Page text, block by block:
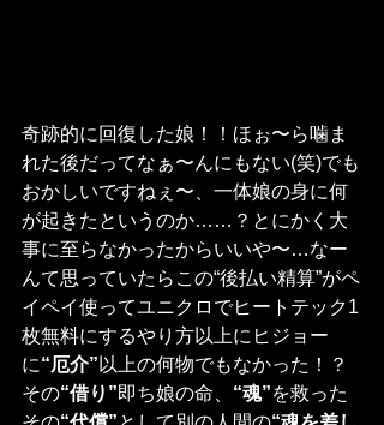
奇跡的に回復した娘！！ほぉ〜ら噛ま
れた後だってなぁ〜んにもない(笑)でも
おかしいですねぇ〜、一体娘の身に何
が起きたというのか……？とにかく大
事に至らなかったからいいや〜…なー
んて思っていたらこの“後払い精算”がペ
イペイ使ってユニクロでヒートテック1
枚無料にするやり方以上にヒジョー
に“厄介” 以上の何物でもなかった！？
その“借り”即ち娘の命、 “魂”を救った